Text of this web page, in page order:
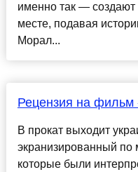
именно так —
месте, подавая
Морал...
Рецензия на фильм
В прокат выходит
экранизированный по
которые были